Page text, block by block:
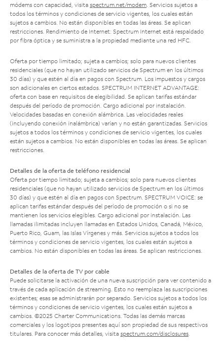
módems con capacidad, visita spectrum.net/modem . Servicios sujetos a
todos los términos y condiciones de servicio vigentes, los cuales están
sujetos a cambios. No están disponibles en todas las áreas. Se aplican
restricciones. Rendimiento de Internet: Spectrum Internet está respaldado
por fibra óptica y se suministra a la propiedad mediante una red HFC.
Oferta por tiempo limitado; sujeta a cambios; solo para nuevos clientes
residenciales (que no hayan utilizado servicios de Spectrum en los últimos
30 días) y que estén al día en pagos con Spectrum. Los impuestos y cargos
son adicionales en ciertos estados. SPECTRUM INTERNET ADVANTAGE:
oferta con base en requisitos de elegibilidad. Se aplican tarifas estándar
después del período de promoción. Cargo adicional por instalación.
Velocidades basadas en conexión alámbrica. Las velocidades reales
(incluyendo conexión inalámbrica) varían y no están garantizadas. Servicios
sujetos a todos los términos y condiciones de servicio vigentes, los cuales
están sujetos a cambios. No están disponibles en todas las áreas. Se aplican
restricciones.
Detalles de la oferta de teléfono residencial
Oferta por tiempo limitado; sujeta a cambios; solo para nuevos clientes
residenciales (que no hayan utilizado servicios de Spectrum en los últimos
30 días) y que estén al día en pagos con Spectrum. SPECTRUM VOICE: se
aplican tarifas estándar después del período de promoción o si no se
mantienen los servicios elegibles. Cargo adicional por instalación. Las
llamadas ilimitadas incluyen llamadas en Estados Unidos, Canadá, México,
Puerto Rico, Guam, las Islas Vírgenes y más. Servicios sujetos a todos los
términos y condiciones de servicio vigentes, los cuales están sujetos a
cambios. No están disponibles en todas las áreas. Se aplican restricciones.
Detalles de la oferta de TV por cable
Puede solicitarse la activación de una nueva suscripción para ver contenido a
través de cada aplicación de streaming. Esto no reemplaza las suscripciones
existentes; esas se administrarán por separado. Servicios sujetos a todos los
términos y condiciones de servicio vigentes, los cuales están sujetos a
cambios. ©2025 Charter Communications. Todas las demás marcas
comerciales y los logotipos presentes aquí son propiedad de sus respectivos
titulares. Para conocer más detalles, visita spectrum.com/disclosures